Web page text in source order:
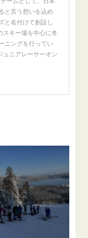
と言う想いを込め
と名付けて創設し
スキー場を中心に冬
ニングを行ってい
ュニアレーサーオン